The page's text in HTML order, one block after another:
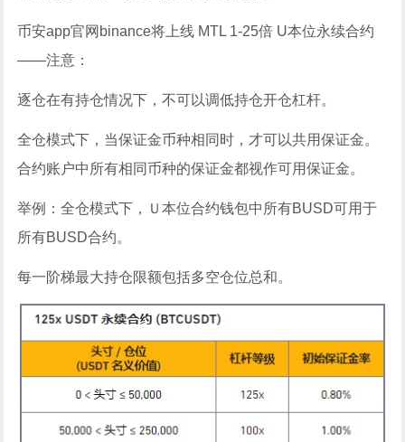
币安app官网binance将上线 MTL 1-25倍 U本位永续合约
——注意：
逐仓在有持仓情况下，不可以调低持仓开仓杠杆。
全仓模式下，当保证金币种相同时，才可以共用保证金。
合约账户中所有相同币种的保证金都视作可用保证金。
举例：全仓模式下，Ｕ本位合约钱包中所有BUSD可用于
所有BUSD合约。
每一阶梯最大持仓限额包括多空仓位总和。